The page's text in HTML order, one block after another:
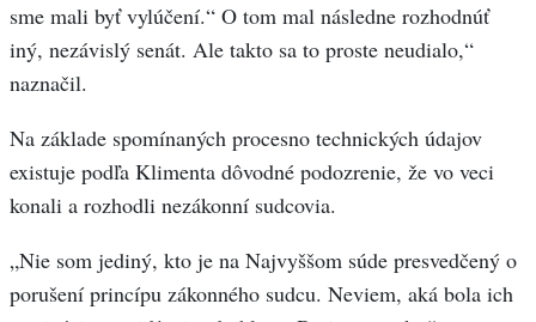
sme mali byť vylúčení.“ O tom mal následne rozhodnúť
iný, nezávislý senát. Ale takto sa to proste neudialo,“
naznačil.
Na základe spomínaných procesno technických údajov
existuje podľa Klimenta dôvodné podozrenie, že vo veci
konali a rozhodli nezákonní sudcovia.
„Nie som jediný, kto je na Najvyššom súde presvedčený o
porušení princípu zákonného sudcu. Neviem, aká bola ich